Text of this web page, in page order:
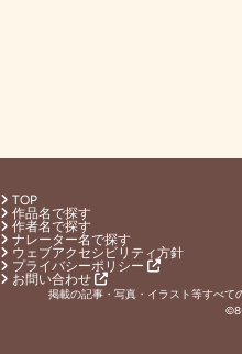
TOP
作品名で探す
作者名で探す
ナレーター名で探す
ウェブアクセシビリティ方針
プライバシーポリシー
お問い合わせ
掲載の記事・写真・イラスト等すべて